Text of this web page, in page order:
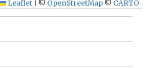
Leaflet © OpenStreetMap © CARTO